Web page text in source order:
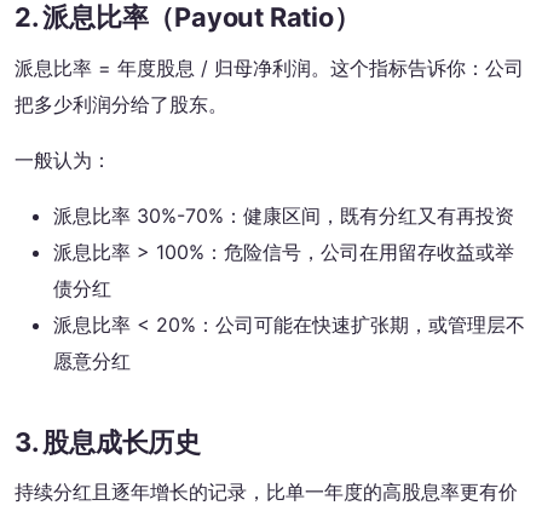
2. 派息比率（Payout Ratio）
派息比率 = 年度股息 / 归母净利润。这个指标告诉你：公司
把多少利润分给了股东。
一般认为：
派息比率 30%-70%：健康区间，既有分红又有再投资
派息比率 > 100%：危险信号，公司在用留存收益或举
债分红
派息比率 < 20%：公司可能在快速扩张期，或管理层不
愿意分红
3. 股息成长历史
持续分红且逐年增长的记录，比单一年度的高股息率更有价